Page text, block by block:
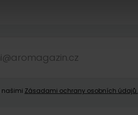
našimi Zásadami ochrany osobních údajů.